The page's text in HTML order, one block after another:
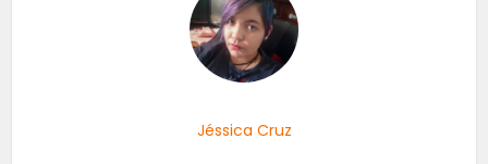
Jéssica Cruz